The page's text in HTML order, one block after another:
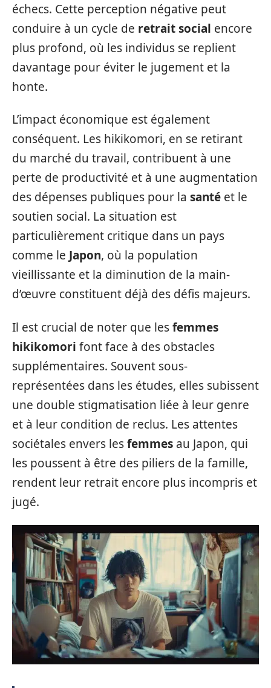
échecs. Cette perception négative peut
conduire à un cycle de retrait social encore
plus profond, où les individus se replient
davantage pour éviter le jugement et la
honte.
L’impact économique est également
conséquent. Les hikikomori, en se retirant
du marché du travail, contribuent à une
perte de productivité et à une augmentation
des dépenses publiques pour la santé et le
soutien social. La situation est
particulièrement critique dans un pays
comme le Japon, où la population
vieillissante et la diminution de la main-
d’œuvre constituent déjà des défis majeurs.
Il est crucial de noter que lesfemmes
hikikomori font face à des obstacles
supplémentaires. Souvent sous-
représentées dans les études, elles subissent
une double stigmatisation liée à leur genre
et à leur condition de reclus. Les attentes
sociétales envers lesfemmes au Japon, qui
les poussent à être des piliers de la famille,
rendent leur retrait encore plus incompris et
jugé.